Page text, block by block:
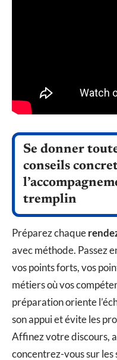
Se donner
conseils
tremplin
Préparez chaque
avec méthode. Passez
vos points forts, vos
métiers où vos
préparation oriente
son appui et évite les
Affinez votre discours,
concentrez-vous sur les